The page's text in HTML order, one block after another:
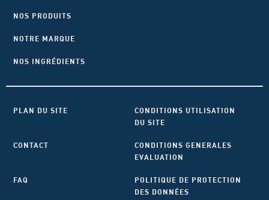
NOS PRODUITS
NOTRE MARQUE
NOS INGRÉDIENTS
PLAN DU SITE
CONDITIONS UTILISATION
DU SITE
CONTACT
CONDITIONS GENERALES
EVALUATION
FAQ
POLITIQUE DE PROTECTION
DES DONNÉES